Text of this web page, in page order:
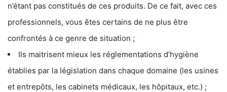
n’étant pas constitués de ces produits. De ce fait, avec ces
professionnels, vous êtes certains de ne plus être
confrontés à ce genre de situation ;
Ils maitrisent mieux les réglementations d’hygiène
établies par la législation dans chaque domaine (les usines
et entrepôts, les cabinets médicaux, les hôpitaux, etc.) ;